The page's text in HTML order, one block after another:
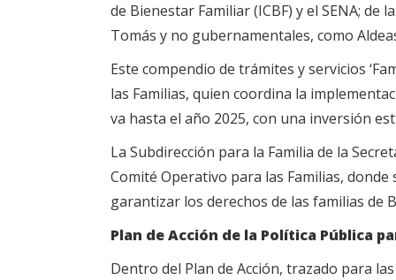
de Bienestar Familiar (ICBF) y el SENA;
Tomás y no gubernamentales, como
Este compendio de trámites y servicios
las Familias, quien coordina la
va hasta el año 2025, con una inversión
La Subdirección para la Familia de la
Comité Operativo para las Familias,
garantizar los derechos de las familias de
Plan de Acción de la Política Pública
Dentro del Plan de Acción, trazado para